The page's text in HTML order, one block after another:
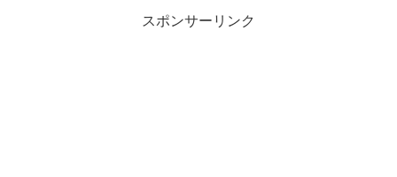
スポンサーリンク